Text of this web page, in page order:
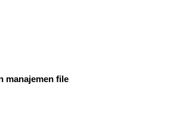
manajemen file